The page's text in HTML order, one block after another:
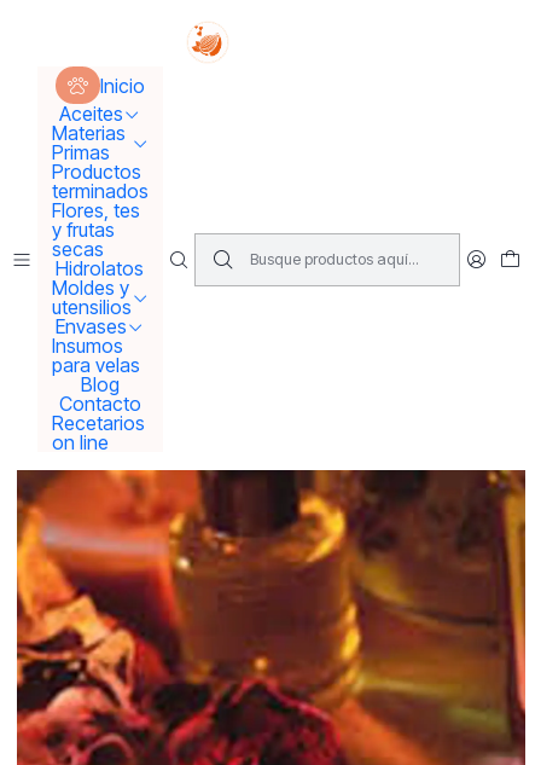
Inicio
Aceites
Materias
Primas
Productos
terminados
Flores, tes
y frutas
secas
Hidrolatos
Moldes y
utensilios
Envases
Insumos
para velas
Blog
Contacto
Recetarios
on line
Tus sueños se concretan aquí !!!
Inicio